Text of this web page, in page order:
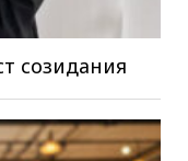
созидания